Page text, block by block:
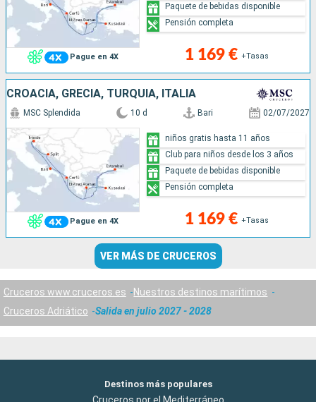
Pague en 4X 1 169 € +Tasas
Paquete de bebidas disponible
Pensión completa
CROACIA, GRECIA, TURQUÍA, ITALIA
Pague en 4X
MSC Splendida 10 d Bari 02/07/2027
1 169 € +Tasas
niños gratis hasta 11 años
Club para niños desde los 3 años
Paquete de bebidas disponible
Pensión completa
VER MÁS DE CRUCEROS
Cruceros www.cruceros.es
Nuestros destinos marítimos
Cruceros Adriático
Salida en julio 2027 - 2028
Destinos más populares